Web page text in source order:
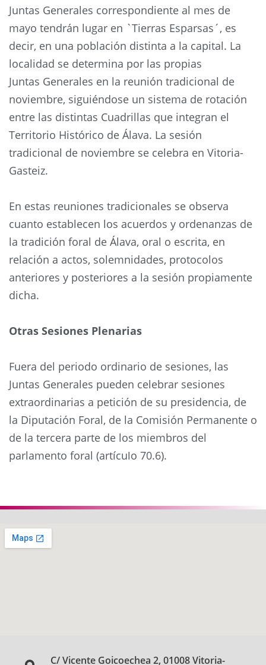
Juntas Generales correspondiente al mes de
mayo tendrán lugar en `Tierras Esparsas´, es
decir, en una población distinta a la capital. La
localidad se determina por las propias
Juntas Generales en la reunión tradicional de
noviembre, siguiéndose un sistema de rotación
entre las distintas Cuadrillas que integran el
Territorio Histórico de Álava. La sesión
tradicional de noviembre se celebra en Vitoria-
Gasteiz.
En estas reuniones tradicionales se observa
cuanto establecen los acuerdos y ordenanzas de
la tradición foral de Álava, oral o escrita, en
relación a actos, solemnidades, protocolos
anteriores y posteriores a la sesión propiamente
dicha.
Otras Sesiones Plenarias
Fuera del periodo ordinario de sesiones, las
Juntas Generales pueden celebrar sesiones
extraordinarias a petición de su presidencia, de
la Diputación Foral, de la Comisión Permanente o
de la tercera parte de los miembros del
parlamento foral (artículo 70.6).
C/ Vicente Goicoechea 2, 01008 Vitoria-